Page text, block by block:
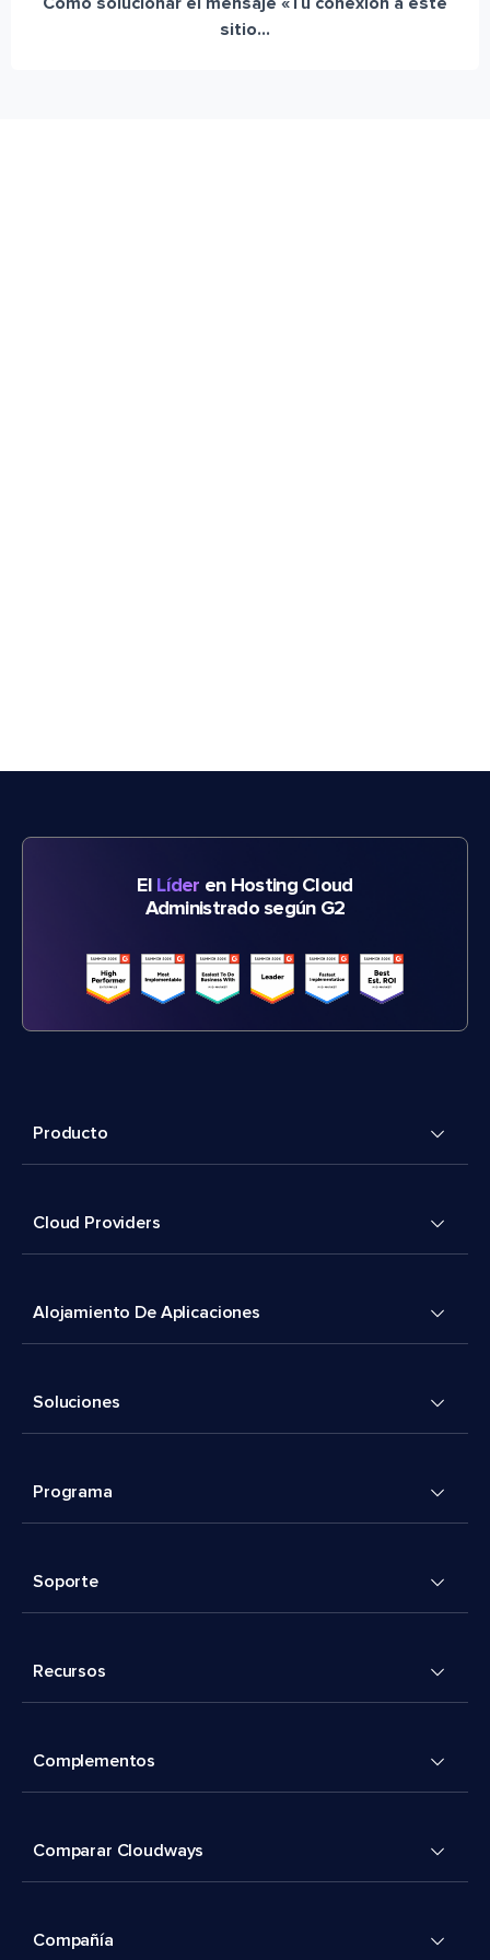
sitio...
El Líder en Hosting Cloud
Administrado según G2
Producto
Cloud Providers
Alojamiento De Aplicaciones
Soluciones
Programa
Soporte
Recursos
Complementos
Comparar Cloudways
Compañía